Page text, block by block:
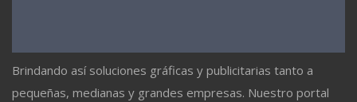
Brindando así soluciones gráficas y publicitarias tanto a
pequeñas, medianas y grandes empresas. Nuestro portal